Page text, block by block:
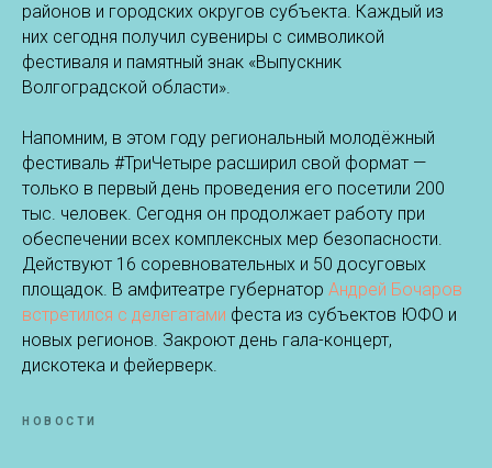
районов и городских округов субъекта. Каждый из
них сегодня получил сувениры с символикой
фестиваля и памятный знак «Выпускник
Волгоградской области».
Напомним, в этом году региональный молодёжный
фестиваль #ТриЧетыре расширил свой формат —
только в первый день проведения его посетили 200
тыс. человек. Сегодня он продолжает работу при
обеспечении всех комплексных мер безопасности.
Действуют 16 соревновательных и 50 досуговых
площадок. В амфитеатре губернатор Андрей Бочаров
встретился с делегатами феста из субъектов ЮФО и
новых регионов. Закроют день гала-концерт,
дискотека и фейерверк.
НОВОСТИ